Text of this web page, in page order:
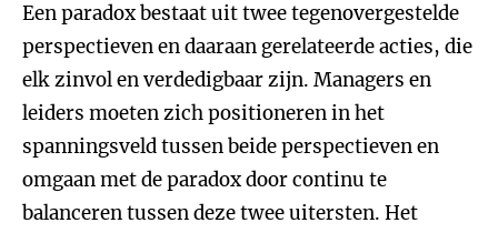
Een paradox bestaat uit twee tegenovergestelde
perspectieven en daaraan gerelateerde acties, die
elk zinvol en verdedigbaar zijn. Managers en
leiders moeten zich positioneren in het
spanningsveld tussen beide perspectieven en
omgaan met de paradox door continu te
balanceren tussen deze twee uitersten. Het